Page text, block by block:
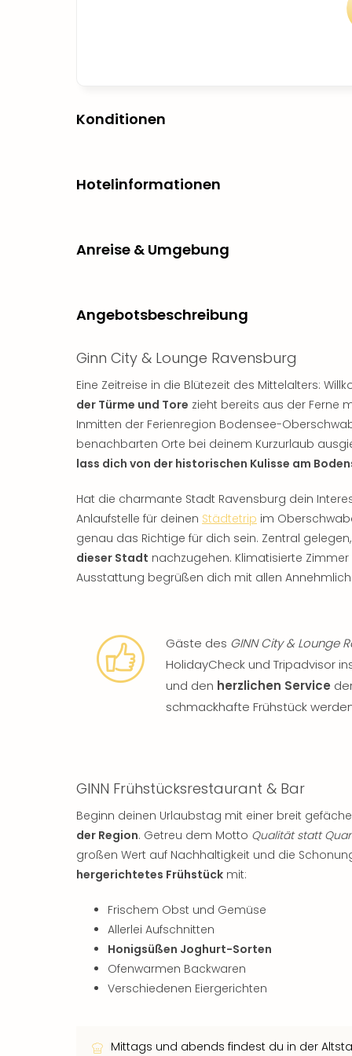
Konditionen
Hotelinformationen
Anreise & Umgebung
Angebotsbeschreibung
Ginn City & Lounge Ravensburg
Eine Zeitreise in die Blütezeit des Mittelalters:
der Türme und Tore zieht bereits aus der Ferne
Inmitten der Ferienregion Bodensee-
benachbarten Orte bei deinem Kurzurlaub
lass dich von der historischen Kulisse am
Hat die charmante Stadt Ravensburg dein
Anlaufstelle für deinen Städtetrip im
genau das Richtige für dich sein. Zentral
dieser Stadt nachzugehen. Klimatisierte
Ausstattung begrüßen dich mit allen
Gäste des GINN City & Lounge
HolidayCheck und Tripadvisor
und den herzlichen Service
schmackhafte Frühstück
GINN Frühstücksrestaurant & Bar
Beginn deinen Urlaubstag mit einer breit
der Region. Getreu dem Motto Qualität statt
großen Wert auf Nachhaltigkeit und die
hergerichtetes Frühstück mit:
Frischem Obst und Gemüse
Allerlei Aufschnitten
Honigsüßen Joghurt-Sorten
Ofenwarmen Backwaren
Verschiedenen Eiergerichten
Mittags und abends findest du in der